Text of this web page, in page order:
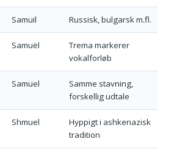
Samuil Russisk, bulgarsk m.fl.
Samuël
Trema markerer
vokalforløb
Samuel
Samme stavning,
forskellig udtale
Shmuel
Hyppigt i ashkenazisk
tradition